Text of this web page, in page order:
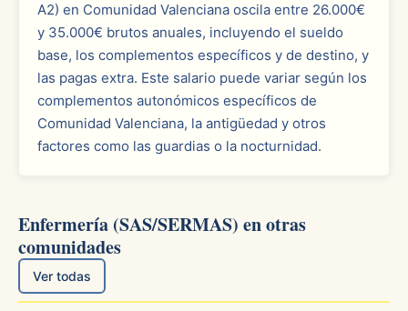
A2) en Comunidad Valenciana oscila entre 26.000€
y 35.000€ brutos anuales, incluyendo el sueldo
base, los complementos específicos y de destino, y
las pagas extra. Este salario puede variar según los
complementos autonómicos específicos de
Comunidad Valenciana, la antigüedad y otros
factores como las guardias o la nocturnidad.
Enfermería (SAS/SERMAS) en otras
comunidades
Ver todas